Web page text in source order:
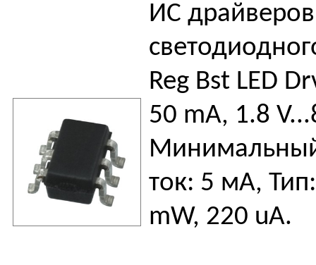
ИС драйверов
Reg Bst LED
50 mA, 1.8
ток: 5 мА,
mW, 220 uA.